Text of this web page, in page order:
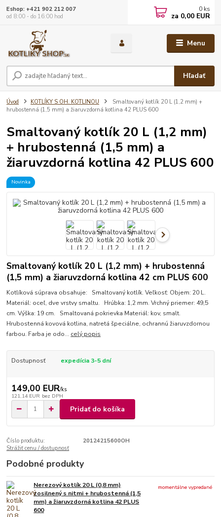
Menu
Hľadať
Eshop: +421 902 212 007
od 8:00 - do 16:00 hod
0 ks
za 0,00 EUR
Úvod KOTLÍKY S OH. KOTLINOU
Smaltovaný kotlík 20 L (1,2 mm) +
hrubostenná (1,5 mm) a žiaruvzdorná kotlina 42 PLUS 600
Smaltovaný kotlík 20 L (1,2 mm)
+ hrubostenná (1,5 mm) a
žiaruvzdorná kotlina 42 PLUS 600
Novinka
Smaltovaný kotlík 20 L (1,2 mm) + hrubostenná
(1,5 mm) a žiaruvzdorná kotlina 42 cm PLUS 600
Kotlíková súprava obsahuje: Smaltovaný kotlík. Veľkosť: Objem: 20 L.
Materiál: oceľ, dve vrstvy smaltu. Hrúbka: 1,2 mm. Vrchný priemer: 49,5
cm. Výška: 19 cm. Smaltovaná pokrievka Materiál: kov, smalt.
Hrubostenná kovová kotlina, natretá špeciálne, ochrannú žiaruvzdornou
farbou. Farba je odo... celý popis
Dostupnosť expedícia 3-5 dní
149,00 EUR/ks
121,14 EUR bez DPH
Pridať do košíka
Číslo produktu:
20124215600OH
Strážiť cenu / dostupnosť
Podobné produkty
Nerezový kotlík 20 L (0,8 mm)
zosilnený s nitmi + hrubostenná (1,5
mm) a žiaruvzdorná kotlina 42 PLUS
600
momentálne vypredané